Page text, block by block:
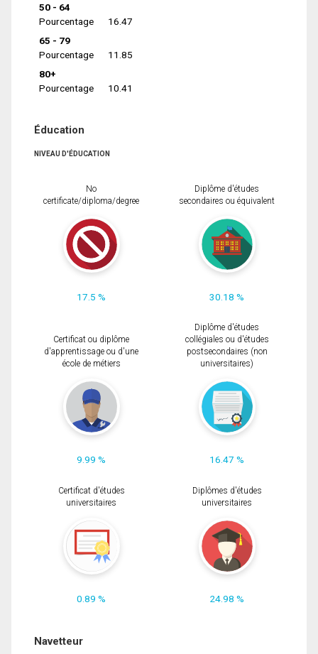
50 - 64
Pourcentage
16.47
65 - 79
Pourcentage
11.85
80+
Pourcentage
10.41
Éducation
NIVEAU D'ÉDUCATION
No
certificate/diploma/degree
17.5 %
Diplôme d'études
secondaires ou équivalent
30.18 %
Certificat ou diplôme
d'apprentissage ou d'une
école de métiers
9.99 %
Diplôme d'études
collégiales ou d'études
postsecondaires (non
universitaires)
16.47 %
Certificat d'études
universitaires
0.89 %
Diplômes d'études
universitaires
24.98 %
Navetteur